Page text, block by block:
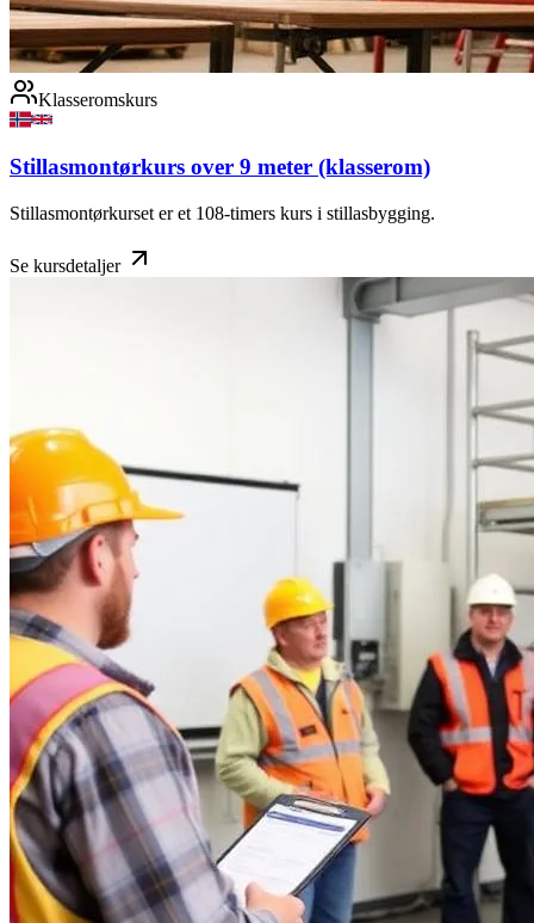
Klasseromskurs
Stillasmontørkurs over 9 meter (klasserom)
Stillasmontørkurset er et 108-timers kurs i stillasbygging.
Se kursdetaljer